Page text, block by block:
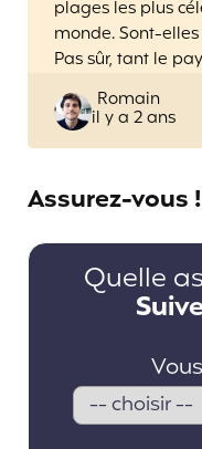
plages les plus
monde. Sont-
Pas sûr, tant le
Posted
by
Romain
il y a 2 ans
Assurez-vous !